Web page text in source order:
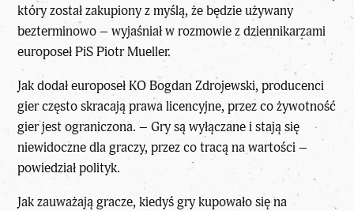
który został zakupiony z myślą, że będzie używany
bezterminowo – wyjaśniał w rozmowie z dziennikarzami
europoseł PiS Piotr Mueller.
Jak dodał europoseł KO Bogdan Zdrojewski,producenci
gierczęsto skracają prawa licencyjne, przez co żywotność
gier jest ograniczona. – Gry są wyłączane i stają się
niewidoczne dla graczy, przez co tracą na wartości –
powiedział polityk.
Jak zauważają gracze, kiedyś gry kupowało się na